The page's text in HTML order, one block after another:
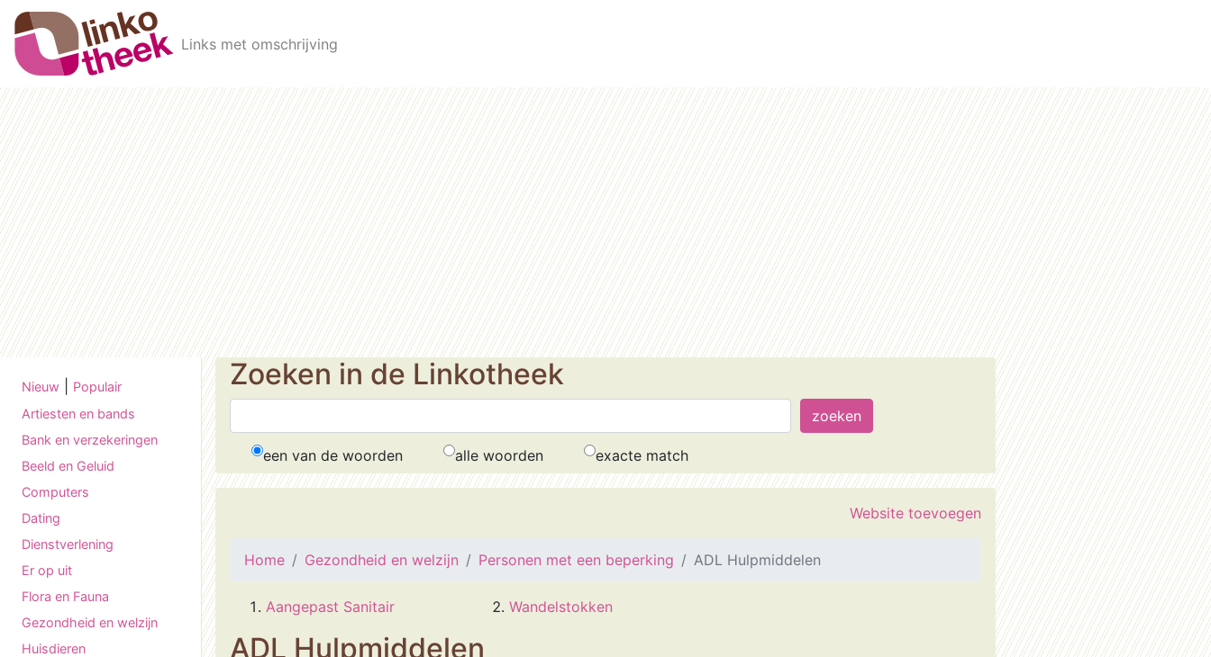
Skip to main content
Links met omschrijving
Nieuw
Populair
Artiesten en bands
Bank en verzekeringen
Beeld en Geluid
Computers
Dating
Dienstverlening
Er op uit
Flora en Fauna
Gezondheid en welzijn
Huisdieren
Zoeken in de Linkotheek
een van de woorden alle woorden exacte match
Website toevoegen
Home Gezondheid en welzijn Personen met een beperking ADL Hulpmiddelen
Aangepast Sanitair Wandelstokken
ADL Hulpmiddelen